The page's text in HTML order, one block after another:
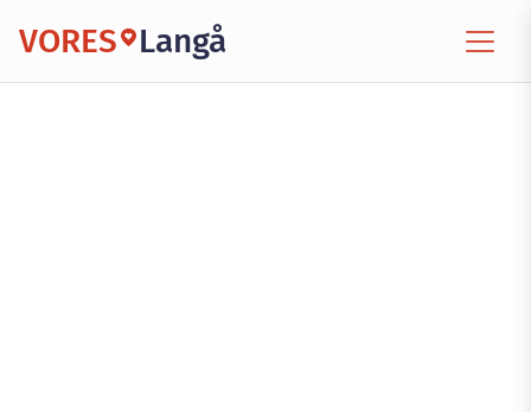
VORES Langå